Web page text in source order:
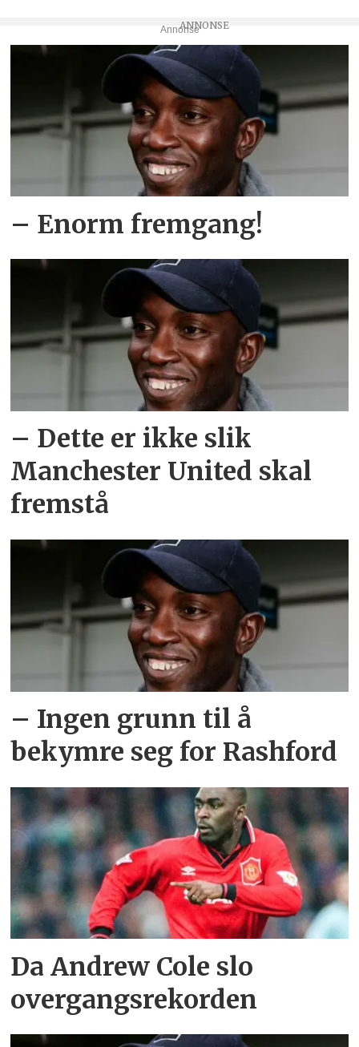
Annonse
– Enorm fremgang!
– Dette er ikke slik
Manchester United skal
fremstå
– Ingen grunn til å
bekymre seg for Rashford
Da Andrew Cole slo
overgangsrekorden